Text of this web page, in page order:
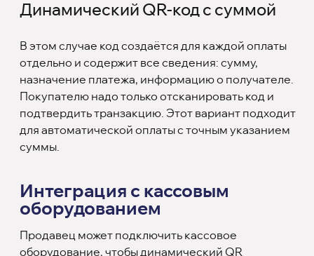
Динамический QR-код с суммой
В этом случае код создаётся для каждой оплаты
отдельно и содержит все сведения: сумму,
назначение платежа, информацию о получателе.
Покупателю надо только отсканировать код и
подтвердить транзакцию. Этот вариант подходит
для автоматической оплаты с точным указанием
суммы.
Интеграция с кассовым
оборудованием
Продавец может подключить кассовое
оборудование, чтобы динамический QR